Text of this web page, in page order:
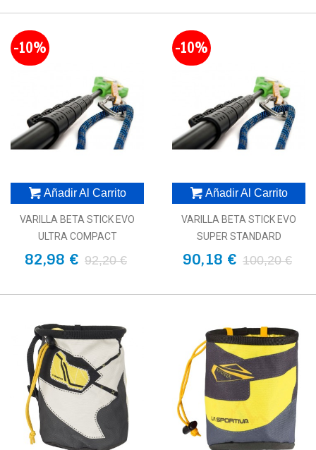
-10%
Añadir Al Carrito
VARILLA BETA STICK EVO
ULTRA COMPACT
82,98 € 92,20 €
-10%
Añadir Al Carrito
VARILLA BETA STICK EVO
SUPER STANDARD
90,18 € 100,20 €